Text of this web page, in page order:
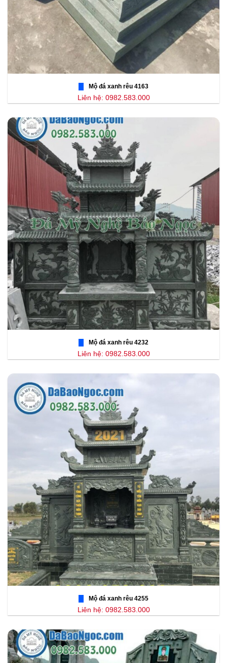
Mộ đá xanh rêu 4163
Liên hệ: 0982.583.000
Mộ đá xanh rêu 4232
Liên hệ: 0982.583.000
Mộ đá xanh rêu 4255
Liên hệ: 0982.583.000